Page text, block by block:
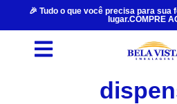
🎉 Tudo o que você precisa para sua
lugar.COMPRE